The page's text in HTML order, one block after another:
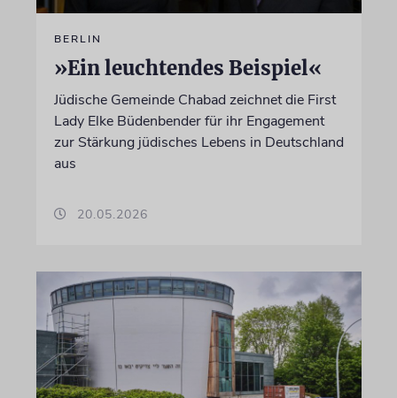
BERLIN
»Ein leuchtendes Beispiel«
Jüdische Gemeinde Chabad zeichnet die First
Lady Elke Büdenbender für ihr Engagement
zur Stärkung jüdisches Lebens in Deutschland
aus
20.05.2026